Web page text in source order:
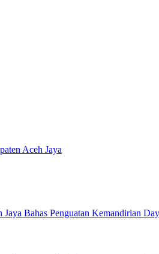
Aceh Jaya
Bahas Penguatan Kemandirian Dayah